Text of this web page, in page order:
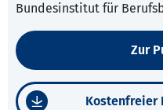
Bundesinstitut für
Zur
Kostenfreier